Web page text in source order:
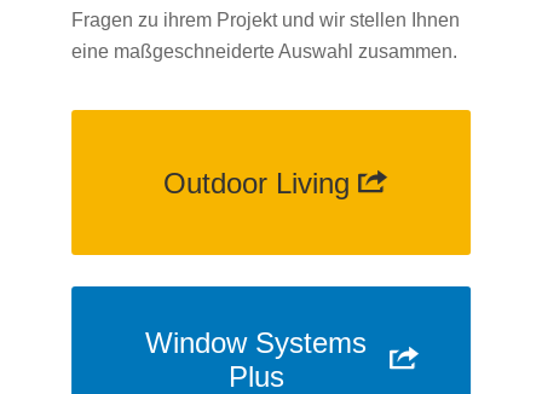
Fragen zu ihrem Projekt und wir stellen Ihnen
eine maßgeschneiderte Auswahl zusammen.
Outdoor Living
Window Systems
Plus